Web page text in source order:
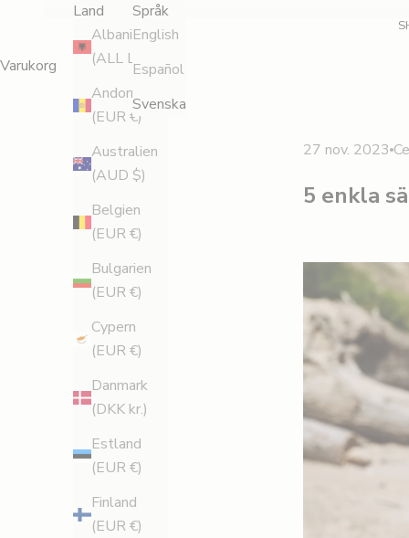
Land
Albanien
(ALL L)
Andorra
(EUR €)
Australien
(AUD $)
Belgien
(EUR €)
Bulgarien
(EUR €)
Cypern
(EUR €)
Danmark
(DKK kr.)
Estland
(EUR €)
Finland
(EUR €)
Språk
English
Español
Svenska
Varukorg
27 nov. 2023
5 enkla